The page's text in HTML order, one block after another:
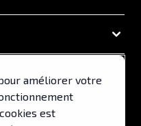
améliorer votre
est